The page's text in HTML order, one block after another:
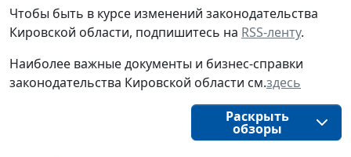
Чтобы быть в курсе изменений законодательства
Кировской области, подпишитесь на RSS-ленту.
Наиболее важные документы и бизнес-справки
законодательства Кировской области см.здесь
Раскрыть
обзоры